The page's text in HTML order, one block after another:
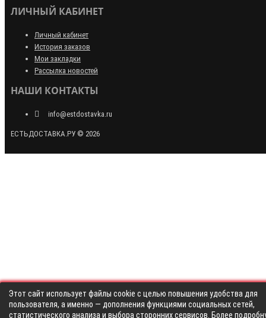
ЛИЧНЫЙ КАБИНЕТ
Личный кабинет
История заказов
Мои закладки
Рассылка новостей
НАШИ КОНТАКТЫ
info@estdostavka.ru
ЕСТЬДОСТАВКА.РУ © 2026
Этот сайт использует файлы cookie с целью повышения удобства для
пользователя, а именно — дополнения функциями социальных сетей,
статистического анализа и выбора сторонних сервисов. Более